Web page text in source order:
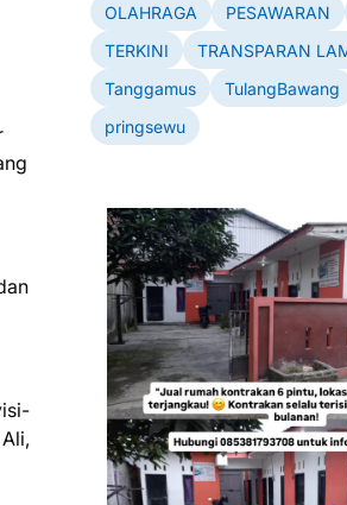
OLAHRAGA
PESAWARAN
TERKINI
TRANSPARAN
Tanggamus
TulangBawang
pringsewu